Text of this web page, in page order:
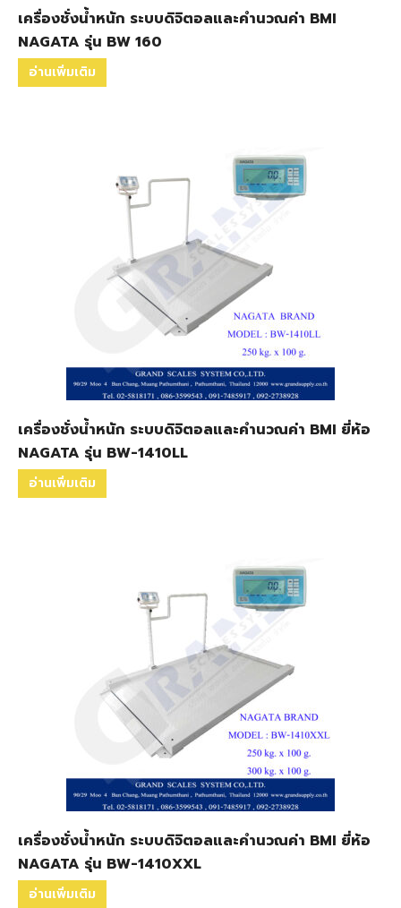
เครื่องชั่งน้ำหนัก ระบบดิจิตอลและคำนวณค่า BMI
NAGATA รุ่น BW 160
อ่านเพิ่มเติม
เครื่องชั่งน้ำหนัก ระบบดิจิตอลและคำนวณค่า BMI ยี่ห้อ
NAGATA รุ่น BW-1410LL
อ่านเพิ่มเติม
เครื่องชั่งน้ำหนัก ระบบดิจิตอลและคำนวณค่า BMI ยี่ห้อ
NAGATA รุ่น BW-1410XXL
อ่านเพิ่มเติม